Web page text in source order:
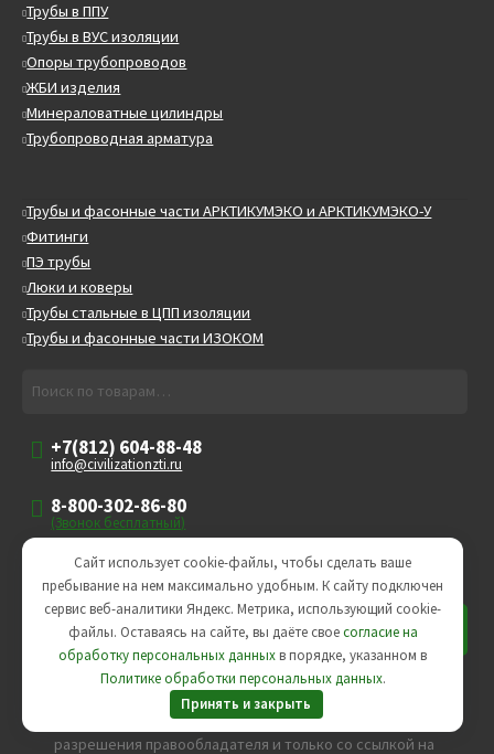
Трубы в ППУ
Трубы в ВУС изоляции
Опоры трубопроводов
ЖБИ изделия
Минераловатные цилиндры
Трубопроводная арматура
Трубы и фасонные части АРКТИКУМЭКО и АРКТИКУМЭКО-У
Фитинги
ПЭ трубы
Люки и коверы
Трубы стальные в ЦПП изоляции
Трубы и фасонные части ИЗОКОМ
+7(812) 604-88-48
info@civilizationzti.ru
8-800-302-86-80
(Звонок бесплатный)
Пн-Пт
09:00-18:00
Любое использование либо копирование материалов сайта,
элементов дизайна и оформления допускается лишь с
разрешения правообладателя и только со ссылкой на
Сайт использует cookie-файлы, чтобы сделать ваше
пребывание на нем максимально удобным. К cайту подключен
сервис веб-аналитики Яндекс. Метрика, использующий cookie-
файлы. Оставаясь на сайте, вы даёте своесогласие на
обработку персональных данныхв порядке, указанном в
Политике обработки персональных данных.
Принять и закрыть